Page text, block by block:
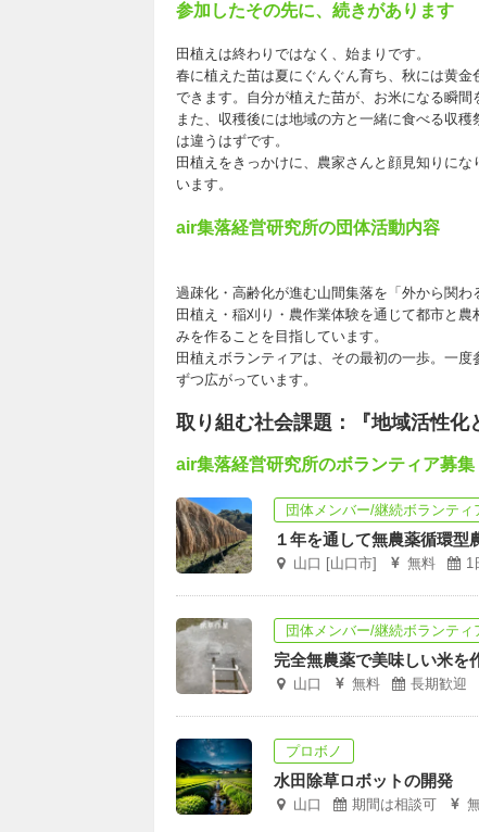
参加したその先に、続きがあります
田植えは終わりではなく、始まりです。
春に植えた苗は夏にぐんぐん育ち、秋には黄
できます。自分が植えた苗が、お米になる瞬間
また、収穫後には地域の方と一緒に食べる収
は違うはずです。
田植えをきっかけに、農家さんと顔見知りに
います。
air集落経営研究所の団体活動内容
過疎化・高齢化が進む山間集落を「外から関わ
田植え・稲刈り・農作業体験を通じて都市と
みを作ることを目指しています。
田植えボランティアは、その最初の一歩。一
ずつ広がっています。
取り組む社会課題：『地域活性化
air集落経営研究所のボランティア募集
団体メンバー/継続ボランティ
１年を通して無農薬循環
山口 [山口市] 無料 1
団体メンバー/継続ボランティ
完全無農薬で美味しい米を
山口 無料 長期歓迎
プロボノ
水田除草ロボットの開発
山口 期間は相談可